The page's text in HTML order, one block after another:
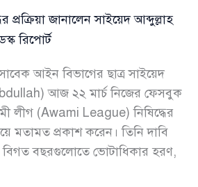
প্রক্রিয়া জানালেন সাইয়েদ আব্দুল্লাহ
রিপোর্ট
সাবেক আইন বিভাগের ছাত্র সাইয়েদ
আজ ২২ মার্চ নিজের ফেসবুক
লীগ (Awami League) নিষিদ্ধের
মতামত প্রকাশ করেন। তিনি দাবি
বছরগুলোতে ভোটাধিকার হরণ,